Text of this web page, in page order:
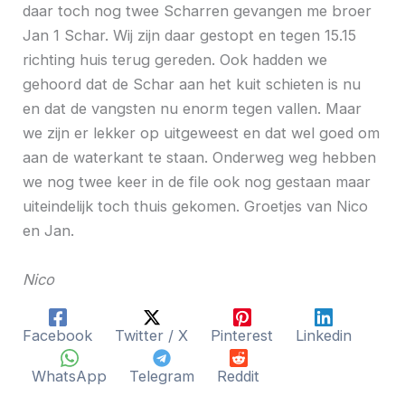
daar toch nog twee Scharren gevangen me broer
Jan 1 Schar. Wij zijn daar gestopt en tegen 15.15
richting huis terug gereden. Ook hadden we
gehoord dat de Schar aan het kuit schieten is nu
en dat de vangsten nu enorm tegen vallen. Maar
we zijn er lekker op uitgeweest en dat wel goed om
aan de waterkant te staan. Onderweg weg hebben
we nog twee keer in de file ook nog gestaan maar
uiteindelijk toch thuis gekomen. Groetjes van Nico
en Jan.
Nico
Facebook Twitter / X Pinterest Linkedin
WhatsApp Telegram Reddit